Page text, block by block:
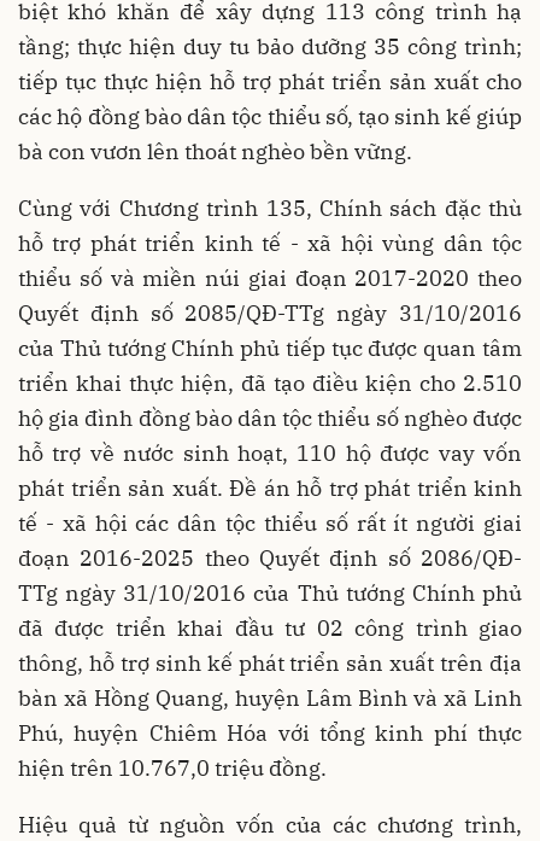
biệt khó khăn để xây dựng 113 công trình hạ
tầng; thực hiện duy tu bảo dưỡng 35 công trình;
tiếp tục thực hiện hỗ trợ phát triển sản xuất cho
các hộ đồng bào dân tộc thiểu số, tạo sinh kế giúp
bà con vươn lên thoát nghèo bền vững.
Cùng với Chương trình 135, Chính sách đặc thù
hỗ trợ phát triển kinh tế - xã hội vùng dân tộc
thiểu số và miền núi giai đoạn 2017-2020 theo
Quyết định số 2085/QĐ-TTg ngày 31/10/2016
của Thủ tướng Chính phủ tiếp tục được quan tâm
triển khai thực hiện, đã tạo điều kiện cho 2.510
hộ gia đình đồng bào dân tộc thiểu số nghèo được
hỗ trợ về nước sinh hoạt, 110 hộ được vay vốn
phát triển sản xuất. Đề án hỗ trợ phát triển kinh
tế - xã hội các dân tộc thiểu số rất ít người giai
đoạn 2016-2025 theo Quyết định số 2086/QĐ-
TTg ngày 31/10/2016 của Thủ tướng Chính phủ
đã được triển khai đầu tư 02 công trình giao
thông, hỗ trợ sinh kế phát triển sản xuất trên địa
bàn xã Hồng Quang, huyện Lâm Bình và xã Linh
Phú, huyện Chiêm Hóa với tổng kinh phí thực
hiện trên 10.767,0 triệu đồng.
Hiệu quả từ nguồn vốn của các chương trình,